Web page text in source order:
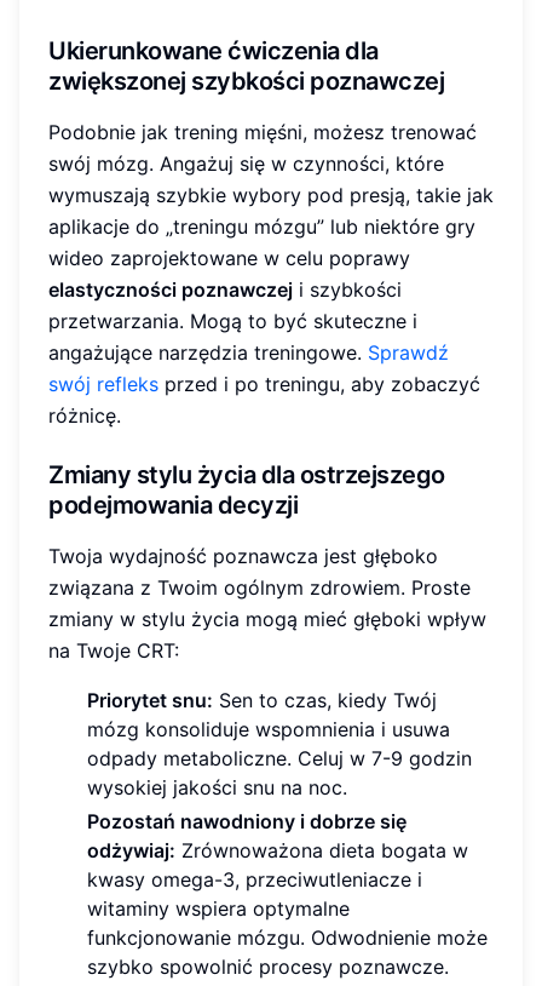
Ukierunkowane ćwiczenia dla
zwiększonej szybkości poznawczej
Podobnie jak trening mięśni, możesz trenować
swój mózg. Angażuj się w czynności, które
wymuszają szybkie wybory pod presją, takie jak
aplikacje do „treningu mózgu” lub niektóre gry
wideo zaprojektowane w celu poprawy
elastyczności poznawczej i szybkości
przetwarzania. Mogą to być skuteczne i
angażujące narzędzia treningowe. Sprawdź
swój refleks przed i po treningu, aby zobaczyć
różnicę.
Zmiany stylu życia dla ostrzejszego
podejmowania decyzji
Twoja wydajność poznawcza jest głęboko
związana z Twoim ogólnym zdrowiem. Proste
zmiany w stylu życia mogą mieć głęboki wpływ
na Twoje CRT:
Priorytet snu: Sen to czas, kiedy Twój
mózg konsoliduje wspomnienia i usuwa
odpady metaboliczne. Celuj w 7-9 godzin
wysokiej jakości snu na noc.
Pozostań nawodniony i dobrze się
odżywiaj: Zrównoważona dieta bogata w
kwasy omega-3, przeciwutleniacze i
witaminy wspiera optymalne
funkcjonowanie mózgu. Odwodnienie może
szybko spowolnić procesy poznawcze.